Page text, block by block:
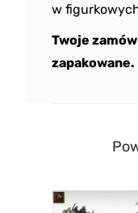
w
Twoje
zapakowane.